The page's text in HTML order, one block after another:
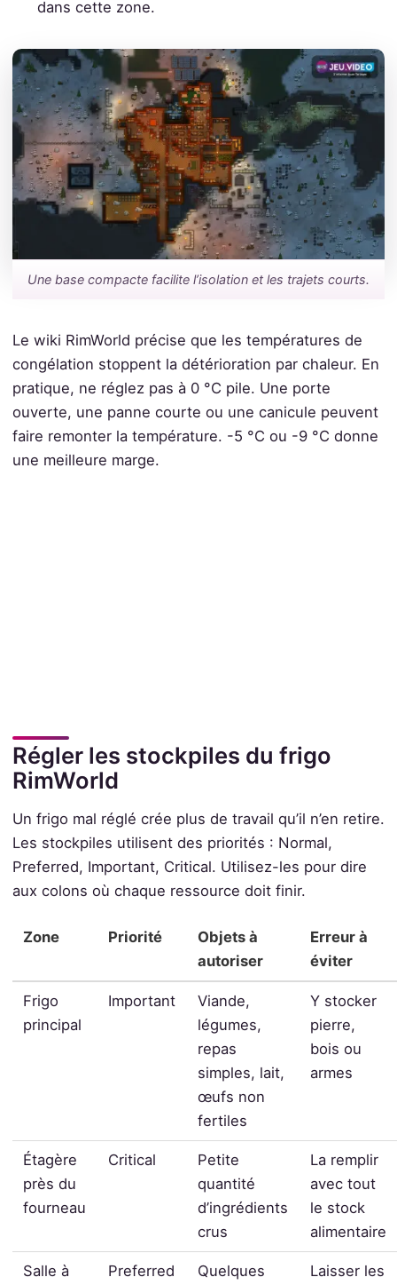
dans cette zone.
Une base compacte facilite l’isolation et les trajets courts.
Le wiki RimWorld précise que les températures de
congélation stoppent la détérioration par chaleur. En
pratique, ne réglez pas à 0 °C pile. Une porte
ouverte, une panne courte ou une canicule peuvent
faire remonter la température. -5 °C ou -9 °C donne
une meilleure marge.
Régler les stockpiles du frigo
RimWorld
Un frigo mal réglé crée plus de travail qu’il n’en retire.
Les stockpiles utilisent des priorités : Normal,
Preferred, Important, Critical. Utilisez-les pour dire
aux colons où chaque ressource doit finir.
Zone Priorité
Objets à
autoriser
Erreur à
éviter
Frigo
principal
Important
Viande,
légumes,
repas
simples, lait,
œufs non
fertiles
Y stocker
pierre,
bois ou
armes
Étagère
près du
fourneau
Critical
Petite
quantité
d’ingrédients
crus
La remplir
avec tout
le stock
alimentaire
Salle à
Preferred
Quelques
Laisser les